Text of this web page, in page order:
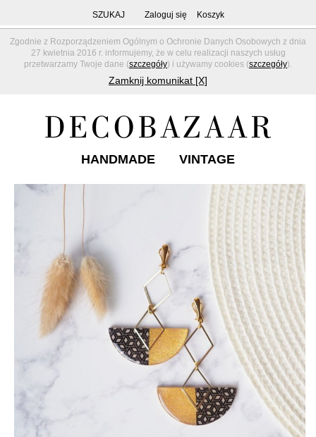
Zgodnie z Rozporządzeniem Ogólnym o Ochronie Danych Osobowych z dnia
27 kwietnia 2016 r. informujemy, że w celu realizacji naszych usług
przetwarzamy Twoje dane (szczegóły) i używamy cookies (szczegóły).
Zamknij komunikat [X]
SZUKAJ Zaloguj się Koszyk
HANDMADE VINTAGE